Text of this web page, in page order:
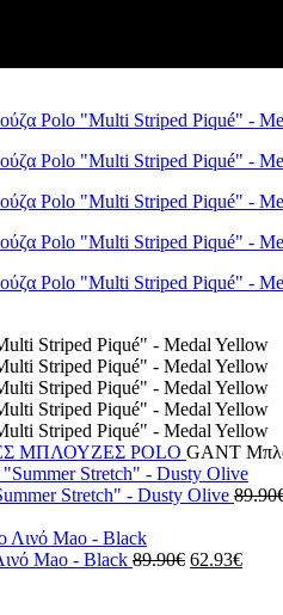
ΜΠΛΟΥΖΕΣ POLO GANT
Stretch" - Dusty Olive 89.90
Μao - Black 89.90€ 62.93€